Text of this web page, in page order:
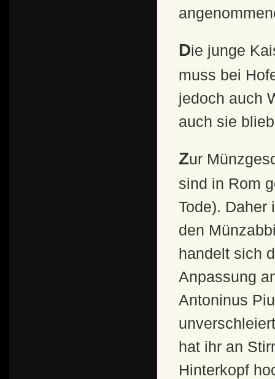
Die junge Kaiserin mit ihrer extravaganten Modefrisur
muss bei
jedoch auch
auch sie
Zur Münzgeschichte: Die meisten erhaltenen Münzen
sind in Rom
Tode). Daher
den
handelt sich
Anpassung
Antoninus
hat ihr an
Hinterkopf